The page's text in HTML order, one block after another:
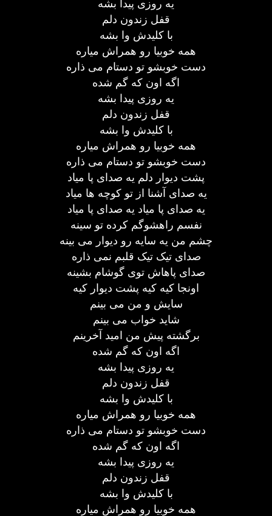
یه روزی پیدا بشه
قفل زندون دلم
با کلیدش وا بشه
همه خوبیا رو همراش میاره
دست خوبشو تو دستام می ذاره
اگه اون که گم شده
یه روزی پیدا بشه
قفل زندون دلم
با کلیدش وا بشه
همه خوبیا رو همراش میاره
دست خوبشو تو دستام می ذاره
پشت دیوار دلم یه صدای پا میاد
یه صدای آشنا از تو کوچه ها میاد
یه صدای پا میاد یه صدای پا میاد
نفسم راهشوگم کرده تو سینه
چشم من یه سایه رو دیوار می بینه
صدای تیک تیک قلبم نمی ذاره
صدای پاهاش توی گوشام بشینه
اونجا کیه کیه پشت دیوار کیه
سایش و من می بینم
شاید خواب می بینم
برگشته پیش من امید آخرینم
اگه اون که گم شده
یه روزی پیدا بشه
قفل زندون دلم
با کلیدش وا بشه
همه خوبیا رو همراش میاره
دست خوبشو تو دستام می ذاره
اگه اون که گم شده
یه روزی پیدا بشه
قفل زندون دلم
با کلیدش وا بشه
همه خوبیا رو همراش میاره